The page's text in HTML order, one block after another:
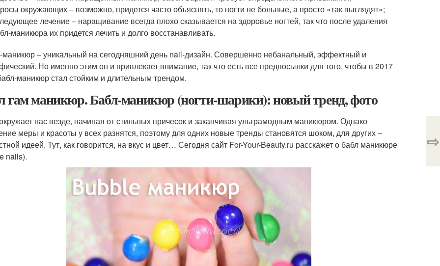
окружающих – возможно, придется часто объяснять, то ногти не больные, а просто «так выглядят»;
лечение – наращивание всегда плохо сказывается на здоровье ногтей, так что после удаления
маникюра их придется лечить и долго восстанавливать.
маникюр – уникальный на сегодняшний день nail-дизайн. Совершенно небанальный, эффектный и
Но именно этим он и привлекает внимание, так что есть все предпосылки для того, чтобы в 2017
маникюр стал стойким и длительным трендом.
гам маникюр. Бабл-маникюр (ногти-шарики): новый тренд, фото
нас везде, начиная от стильных причесок и заканчивая ультрамодным маникюром. Однако
меры и красоты у всех разнятся, поэтому для одних новые тренды становятся шоком, для других –
идеей. Тут, как говорится, на вкус и цвет… Сегодня сайт For-Your-Beauty.ru расскажет о бабл маникюре
nails).
⇨